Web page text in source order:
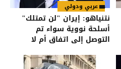
عربي ودولي
نتنياهو: إيران "لن تمتلك"
أسلحة نووية سواء تم
التوصل إلى اتفاق أم لا